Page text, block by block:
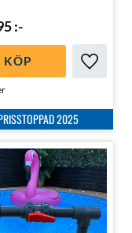
allra senaste
:-
2025
Lägg
KÖP